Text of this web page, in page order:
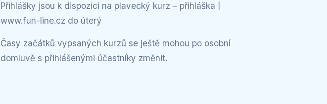
Přihlášky jsou k dispozici na plavecký kurz – přihláška |
www.fun-line.cz do úterý
Časy začátků vypsaných kurzů se ještě mohou po osobní
domluvě s přihlášenými účastníky změnit.